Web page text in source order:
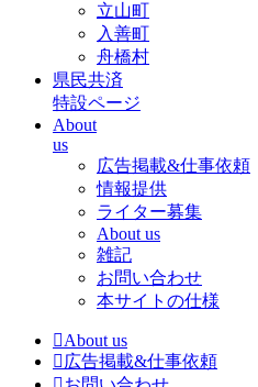
立山町
入善町
舟橋村
県民共済
特設ページ
About
us
広告掲載&仕事依頼
情報提供
ライター募集
About us
雑記
お問い合わせ
本サイトの仕様
About us
広告掲載&仕事依頼